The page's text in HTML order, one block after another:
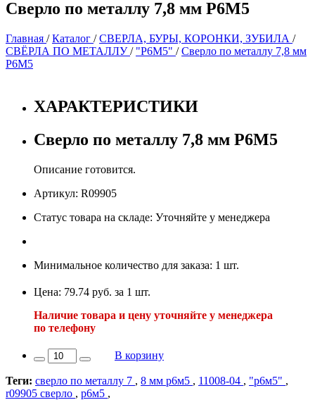
Сверло по металлу 7,8 мм Р6М5
Главная /Каталог /СВЕРЛА, БУРЫ, КОРОНКИ, ЗУБИЛА /
СВЁРЛА ПО МЕТАЛЛУ/ "Р6М5" /Сверло по металлу 7,8 мм
Р6М5
ХАРАКТЕРИСТИКИ
Сверло по металлу 7,8 мм Р6М5
Описание готовится.
Артикул: R09905
Статус товара на складе: Уточняйте у менеджера
Минимальное количество для заказа: 1 шт.
Цена: 79.74 руб. за 1 шт.
Наличие товара и цену уточняйте у менеджера
по телефону
В корзину
Теги: сверло по металлу 7 , 8 мм р6м5 , 11008-04 , "р6м5" ,
r09905 сверло , р6м5 ,